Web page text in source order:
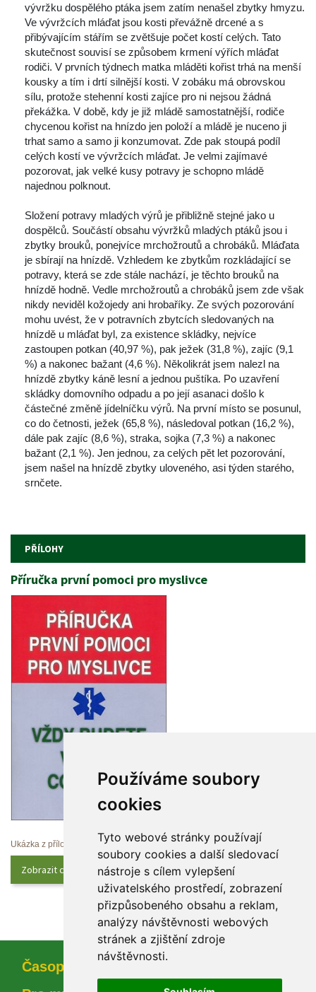
Používáme soubory
cookie
Tyto webové stránky používají
oubory cookies a další sledovací
nástroje s cílem vylepšení
uživatelského prostředí, zobrazení
přizpůsobeného obsahu a reklam,
analýzy návštěvnosti webových
tránek a zjištění zdroje
návštěvnosti.
vývržku dospělého ptáka jsem zatím nenašel zbytky hmyzu.
Ve vývržcích mláďat jsou kosti převážně drcené a s
přibývajícím stářím se zvětšuje počet kostí celých. Tato
kutečnost souvisí se způsobem krmení výřích mláďat
rodiči. V prvních týdnech matka mláděti kořist trhá na menší
kousky a tím i drtí silnější kosti. V zobáku má obrovskou
ílu, protože stehenní kosti zajíce pro ni nejsou žádná
překážka. V době, kdy je již mládě samostatnější, rodiče
chycenou kořist na hnízdo jen položí a mládě je nuceno ji
trhat samo a samo ji konzumovat. Zde pak stoupá podíl
celých kostí ve vývržcích mláďat. Je velmi zajímavé
pozorovat, jak velké kusy potravy je schopno mládě
najednou polknout.
Složení potravy mladých výrů je přibližně stejné jako u
dospělců. Součástí obsahu vývržků mladých ptáků jsou i
zbytky brouků, ponejvíce mrchožroutů a chrobáků. Mláďata
je sbírají na hnízdě. Vzhledem ke zbytkům rozkládající se
potravy, která se zde stále nachází, je těchto brouků na
hnízdě hodně. Vedle mrchožroutů a chrobáků jsem zde však
nikdy neviděl kožojedy ani hrobaříky. Ze svých pozorování
mohu uvést, že v potravních zbytcích sledovaných na
hnízdě u mláďat byl, za existence skládky, nejvíce
zastoupen potkan (40,97 %), pak ježek (31,8 %), zajíc (9,1
%) a nakonec bažant (4,6 %). Několikrát jsem nalezl na
hnízdě zbytky káně lesní a jednou puštíka. Po uzavření
kládky domovního odpadu a po její asanaci došlo k
částečné změně jídelníčku výrů. Na první místo se posunul,
co do četnosti, ježek (65,8 %), následoval potkan (16,2 %),
dále pak zajíc (8,6 %), straka, sojka (7,3 %) a nakonec
bažant (2,1 %). Jen jednou, za celých pět let pozorování,
jsem našel na hnízdě zbytky uloveného, asi týden starého,
rnčete.
PŘÍLOHY
Příručka první pomoci pro myslivce
Ukázka z přílohy
Zobrazit celý obsah
Časopi